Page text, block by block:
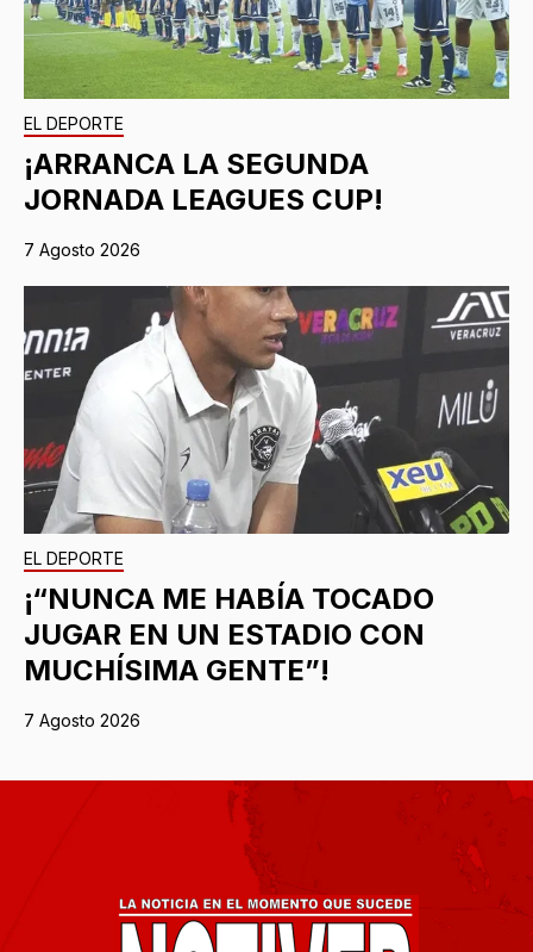
EL DEPORTE
¡ARRANCA LA SEGUNDA
JORNADA LEAGUES CUP!
7 Agosto 2026
EL DEPORTE
¡“NUNCA ME HABÍA TOCADO
JUGAR EN UN ESTADIO CON
MUCHÍSIMA GENTE”!
7 Agosto 2026